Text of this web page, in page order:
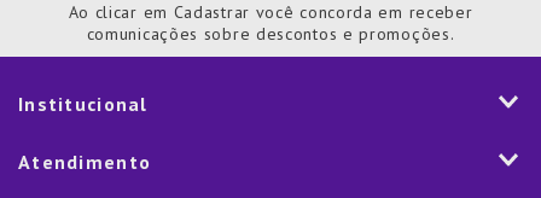
Ao clicar em Cadastrar você concorda em receber
comunicações sobre descontos e promoções.
Institucional
História
Atendimento